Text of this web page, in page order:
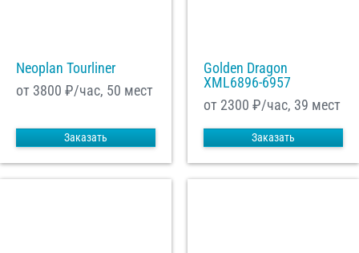
Neoplan Tourliner
от 3800 ₽/час, 50 мест
Заказать
Golden Dragon
XML6896-6957
от 2300 ₽/час, 39 мест
Заказать